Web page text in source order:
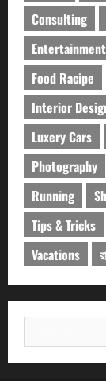
Consulting
Entertainment
Food Racipe
Interior
Luxery Cars
Photography
Running
Tips & Tricks
Vacations
for: